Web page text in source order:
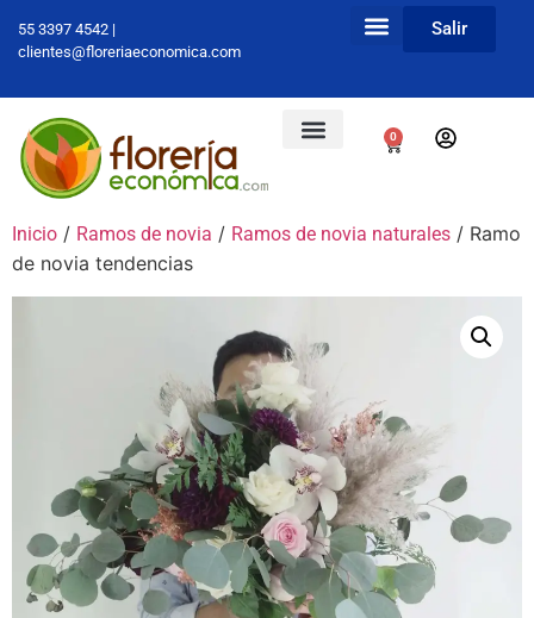
55 3397 4542 |
clientes@floreriaeconomica.com
Salir
0
Inicio / Ramos de novia / Ramos de novia naturales / Ramo
de novia tendencias